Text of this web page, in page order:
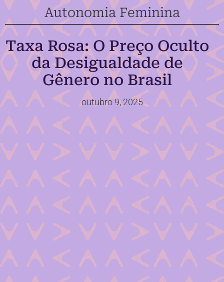
Autonomia Feminina
Taxa Rosa: O Preço Oculto
da Desigualdade de
Gênero no Brasil
outubro 9, 2025